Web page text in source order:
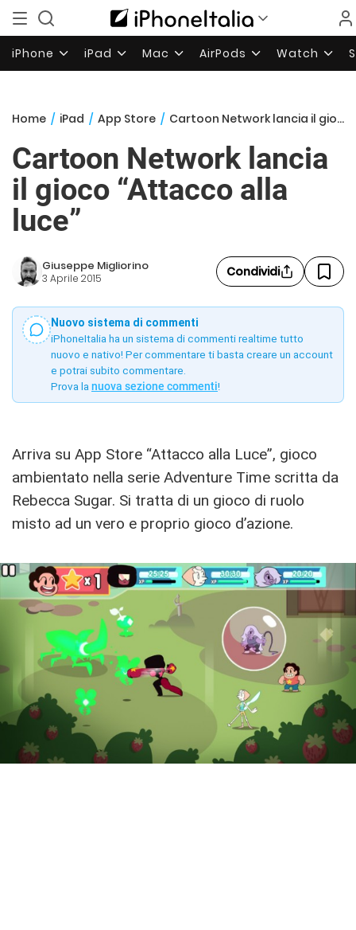
iPhone iPad Mac AirPods Watch
Home / iPad / App Store / Cartoon Network lancia il gioco “Attacco alla luce”
Cartoon Network lancia
il gioco “Attacco alla
luce”
Giuseppe Migliorino
3 Aprile 2015 Condividi
Nuovo sistema di commenti
iPhoneItalia ha un sistema di commenti realtime tutto
nuovo e nativo! Per commentare ti basta creare un account
e potrai subito commentare.
Prova la nuova sezione commenti!
Arriva su App Store “Attacco alla Luce”, gioco
ambientato nella serie Adventure Time scritta da
Rebecca Sugar. Si tratta di un gioco di ruolo
misto ad un vero e proprio gioco d’azione.